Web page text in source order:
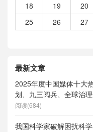
18
19 20
25
26 27
最新文章
2025年度中国媒体十大
划、九三阅兵、全球治
度求索）、人形机器人、
阅读(684)
我国科学家破解困扰科